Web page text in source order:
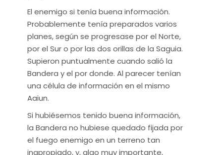
El enemigo si tenía buena información.
Probablemente tenía preparados varios
planes, según se progresase por el Norte,
por el Sur o por las dos orillas de la Saguia.
Supieron puntualmente cuando salió la
Bandera y el por donde. Al parecer tenían
una célula de información en el mismo
Aaiun.
Si hubiésemos tenido buena información,
la Bandera no hubiese quedado fijada por
el fuego enemigo en un terreno tan
inapropiado, y, algo muy importante,